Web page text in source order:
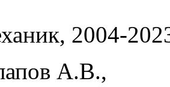
2004-
А.В.,